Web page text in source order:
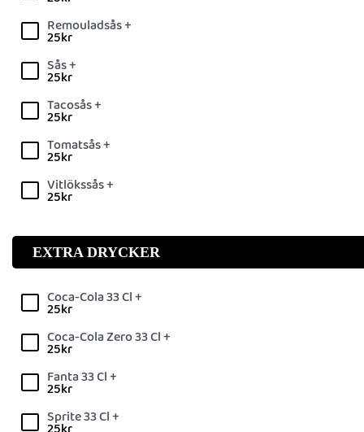
Remouladsås +
25kr
Sås +
25kr
Tacosås +
25kr
Tomatsås +
25kr
Vitlökssås +
25kr
EXTRA DRYCKER
Coca-Cola 33 Cl +
25kr
Coca-Cola Zero 33 Cl +
25kr
Fanta 33 Cl +
25kr
Sprite 33 Cl +